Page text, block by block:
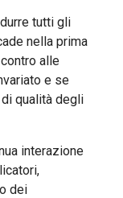
tutti gli
nella prima
alle
e se
qualità degli
interazione
dei